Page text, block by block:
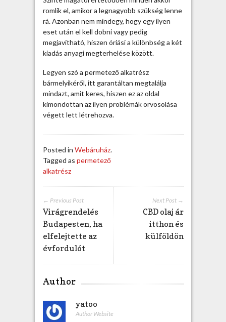
e
s
v
á
l
s
z
t
é
k
b
y
é
romlik el, amikor a legnagyobb szükség lenne
rá. Azonban nem mindegy, hogy egy ilyen
eset után el kell dobni vagy pedig
megjavítható, hiszen óriási a különbség a két
kiadás anyagi megterhelése között.
Legyen szó a permetező alkatrész
bármelyikéről, itt garantáltan megtalálja
mindazt, amit keres, hiszen ez az oldal
kimondottan az ilyen problémák orvosolása
végett lett létrehozva.
Posted in Webáruház.
Tagged as permetező
alkatrész
Next Post →
CBD olaj ár
itthon és
külföldön
← Previous Post
Virágrendelés
Budapesten, ha
elfelejtette az
évfordulót
Author
yatoo
Author Website